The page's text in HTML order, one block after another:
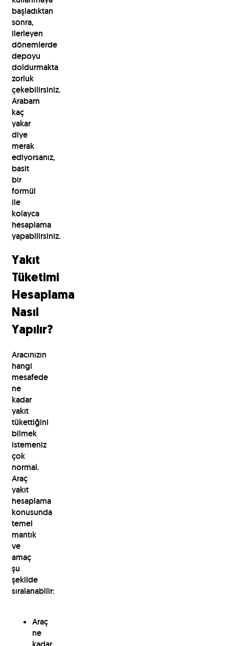
başladıktan
sonra,
ilerleyen
dönemlerde
depoyu
doldurmakta
zorluk
çekebilirsiniz.
Arabam
kaç
yakar
diye
merak
ediyorsanız,
basit
bir
formül
ile
kolayca
hesaplama
yapabilirsiniz.
Yakıt
Tüketimi
Hesaplama
Nasıl
Yapılır?
Aracınızın
hangi
mesafede
ne
kadar
yakıt
tükettiğini
bilmek
istemeniz
çok
normal.
Araç
yakıt
hesaplama
konusunda
temel
mantık
ve
amaç
şu
şekilde
sıralanabilir:
Araç
ne